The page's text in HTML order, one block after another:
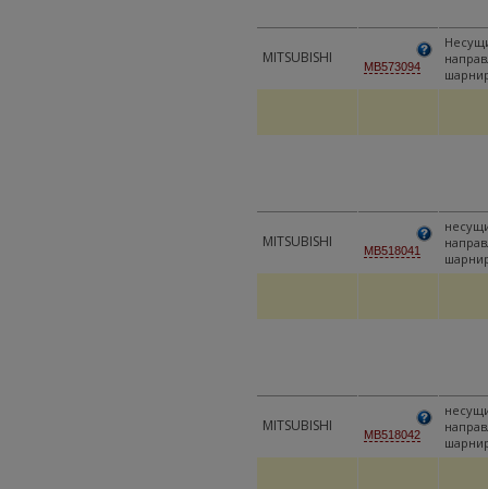
MITSUBISHI MB573094
MITSUBISHI MB518041
MITSUBISHI MB518042